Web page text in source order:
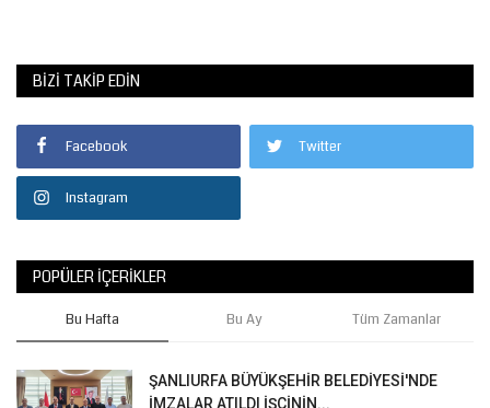
BIZI TAKIP EDIN
Facebook Twitter
Instagram
POPÜLER İÇERIKLER
Bu Hafta Bu Ay Tüm Zamanlar
ŞANLIURFA BÜYÜKŞEHİR BELEDİYESİ'NDE
İMZALAR ATILDI İŞÇİNİN...